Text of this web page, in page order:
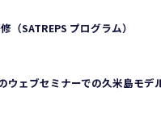
（SATREPS プログラム）
ェブセミナーでの久米島モデ